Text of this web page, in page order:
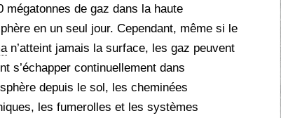
mégatonnes de gaz dans la haute
en un seul jour. Cependant, même si le
n’atteint jamais la surface, les gaz peuvent
s’échapper continuellement dans
depuis le sol, les cheminées
les fumerolles et les systèmes